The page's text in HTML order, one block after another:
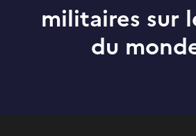
militaires sur
du